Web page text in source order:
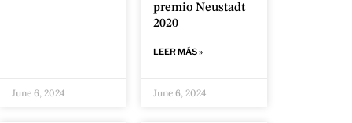
June 6, 2024
premio Neustadt
2020
LEER MÁS »
June 6, 2024